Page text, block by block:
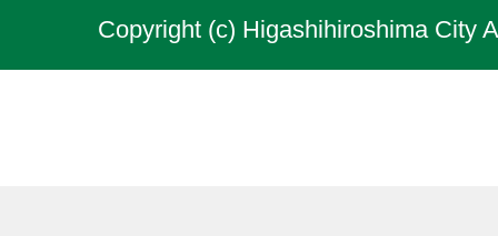
Copyright (c) Higashihiroshima City